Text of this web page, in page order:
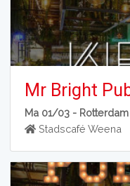
Mr Bright
Ma 01/03 - Rotterdam
Stadscafé Weena